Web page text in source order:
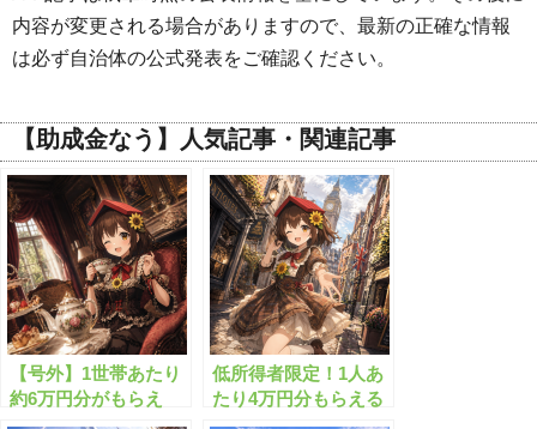
内容が変更される場合がありますので、最新の正確な情報
は必ず自治体の公式発表をご確認ください。
【助成金なう】人気記事・関連記事
【号外】1世帯あたり
約6万円分がもらえ
る”生活給付金”と
低所得者限定！1人あ
たり4万円分もらえる
給付金